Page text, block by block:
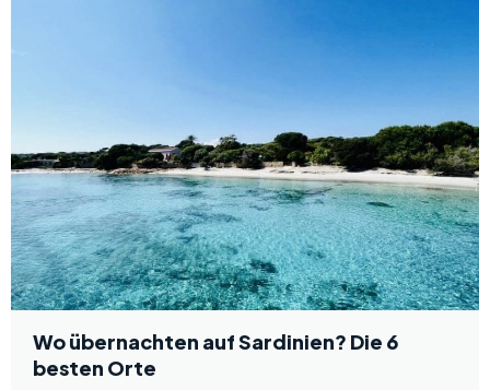
Wo übernachten auf Sardinien? Die 6
besten Orte